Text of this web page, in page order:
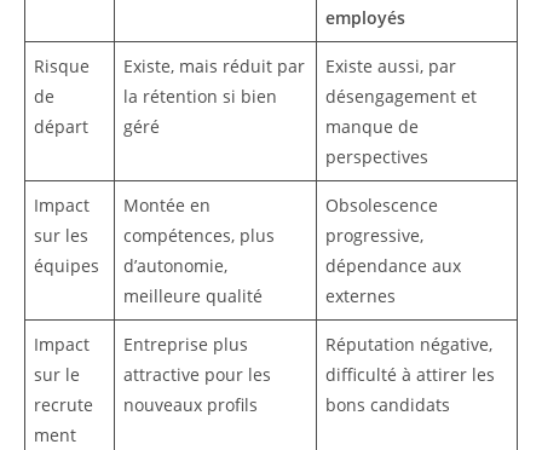
employés
Risque
de
départ
Existe, mais réduit par
la rétention si bien
géré
Existe aussi, par
désengagement et
manque de
perspectives
Impact
sur les
équipes
Montée en
compétences, plus
d’autonomie,
meilleure qualité
Obsolescence
progressive,
dépendance aux
externes
Impact
sur le
recrute
ment
Entreprise plus
attractive pour les
nouveaux profils
Réputation négative,
difficulté à attirer les
bons candidats